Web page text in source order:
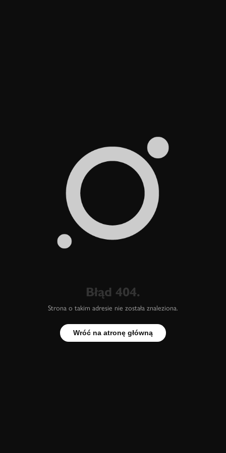
Błąd 404.
Strona o takim adresie nie została znaleziona.
Wróć na atronę główną